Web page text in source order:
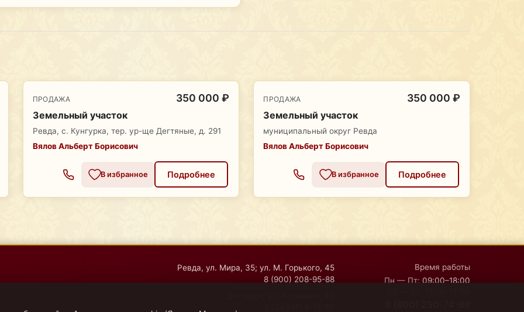
ПРОДАЖА 350 000 ₽
Земельный участок
Ревда, с. Кунгурка, тер. ур-ще Дегтяные, д. 291
Вялов Альберт Борисович
В избранное Подробнее
ПРОДАЖА 350 000 ₽
Земельный участок
муниципальный округ Ревда
Вялов Альберт Борисович
В избранное Подробнее
Ревда, ул. Мира, 35; ул. М. Горького, 45
8 (900) 208-95-88
Время работы
Пн — Пт: 09:00–18:00